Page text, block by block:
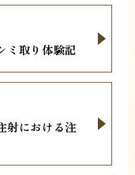
ミ取り体験記
射における注